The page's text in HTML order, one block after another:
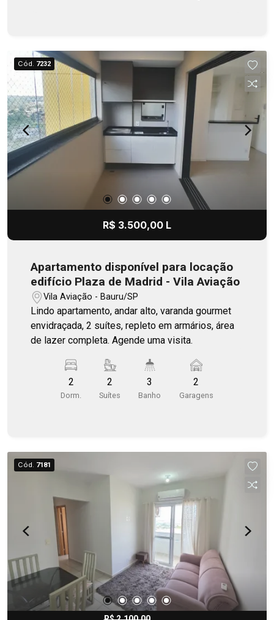
Cód. 7232
R$ 3.500,00 L
Apartamento disponível para locação
edifício Plaza de Madrid - Vila Aviação
Vila Aviação - Bauru/SP
Lindo apartamento, andar alto, varanda gourmet
envidraçada, 2 suítes, repleto em armários, área
de lazer completa. Agende uma visita.
2
Dorm.
2
Suítes
3
Banho
2
Garagens
Cód. 7181